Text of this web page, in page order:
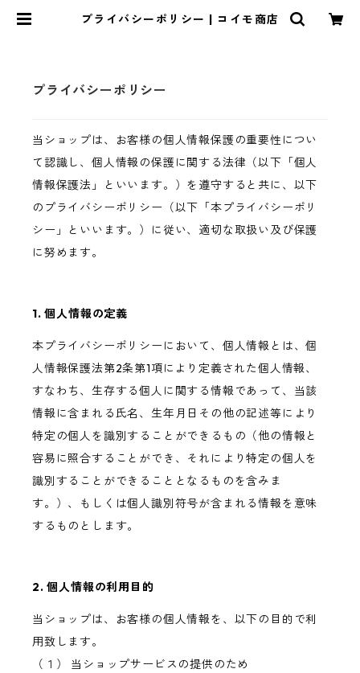
プライバシーポリシー | コイモ商店
プライバシーポリシー
当ショップは、お客様の個人情報保護の重要性につい
て認識し、個人情報の保護に関する法律（以下「個人
情報保護法」といいます。）を遵守すると共に、以下
のプライバシーポリシー（以下「本プライバシーポリ
シー」といいます。）に従い、適切な取扱い及び保護
に努めます。
1. 個人情報の定義
本プライバシーポリシーにおいて、個人情報とは、個
人情報保護法第2条第1項により定義された個人情報、
すなわち、生存する個人に関する情報であって、当該
情報に含まれる氏名、生年月日その他の記述等により
特定の個人を識別することができるもの（他の情報と
容易に照合することができ、それにより特定の個人を
識別することができることとなるものを含みま
す。）、もしくは個人識別符号が含まれる情報を意味
するものとします。
2. 個人情報の利用目的
当ショップは、お客様の個人情報を、以下の目的で利
用致します。
（１） 当ショップサービスの提供のため